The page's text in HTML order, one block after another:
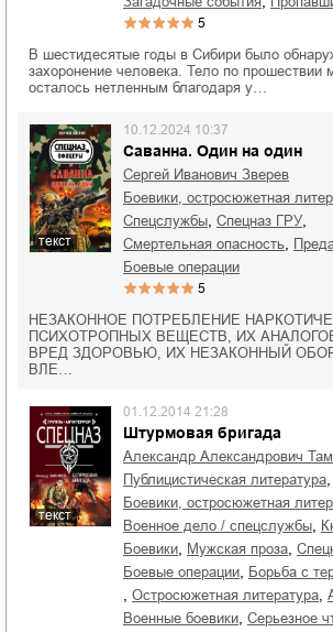
5
В шестидесятые годы в Сибири было
захоронение человека. Тело по прошествии
осталось нетленным благодаря у…
текст
Саванна. Один на один
10.12.2024 10:37
Сергей Иванович Зверев
боевики, остросюжетная
спецслужбы спецназ ГРУ
смертельная опасность
боевые операции
5
НЕЗАКОННОЕ ПОТРЕБЛЕНИЕ
ПСИХОТРОПНЫХ ВЕЩЕСТВ, ИХ
ВРЕД ЗДОРОВЬЮ, ИХ НЕЗАКОННЫЙ
ВЛЕ…
текст
Штурмовая бригада
01.12.2014 21:28
Александр Александрович
публицистическая литература
боевики, остросюжетная
военное дело / спецслужбы
боевики мужская проза
боевые операции борьба с
остросюжетная литература
военные боевики серьезное